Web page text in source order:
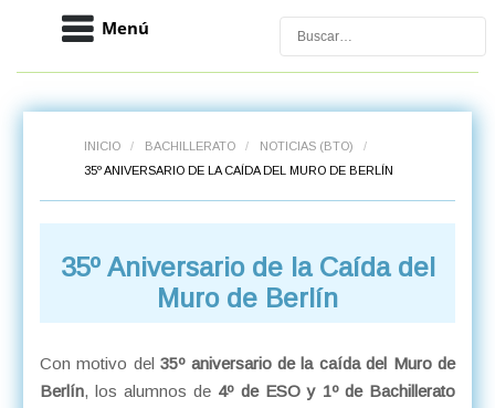
Menú Buscar
INICIO / BACHILLERATO / NOTICIAS (BTO)
/
35º ANIVERSARIO DE LA CAÍDA DEL MURO DE BERLÍN
35º Aniversario de la Caída del
Muro de Berlín
Con motivo del35º aniversario de la caída del Muro de
Berlín, los alumnos de 4º de ESO y 1º de Bachillerato